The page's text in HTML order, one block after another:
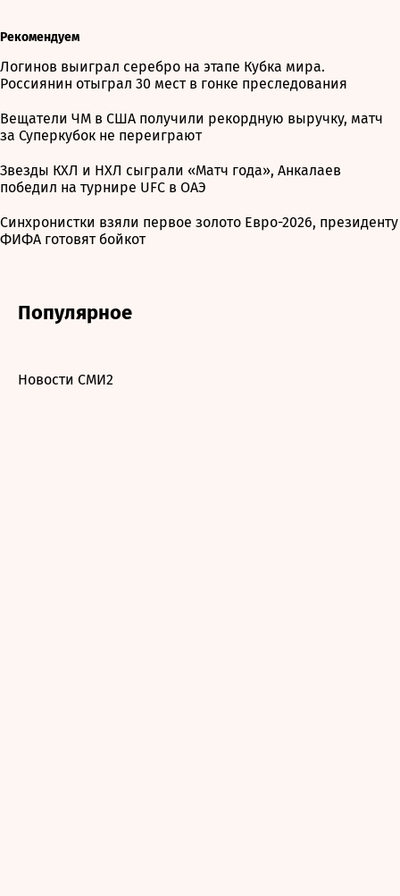
Рекомендуем
Логинов выиграл серебро на этапе Кубка мира.
Россиянин отыграл 30 мест в гонке преследования
Вещатели ЧМ в США получили рекордную выручку, матч
за Суперкубок не переиграют
Звезды КХЛ и НХЛ сыграли «Матч года», Анкалаев
победил на турнире UFC в ОАЭ
Синхронистки взяли первое золото Евро-2026, президенту
ФИФА готовят бойкот
Популярное
Новости СМИ2